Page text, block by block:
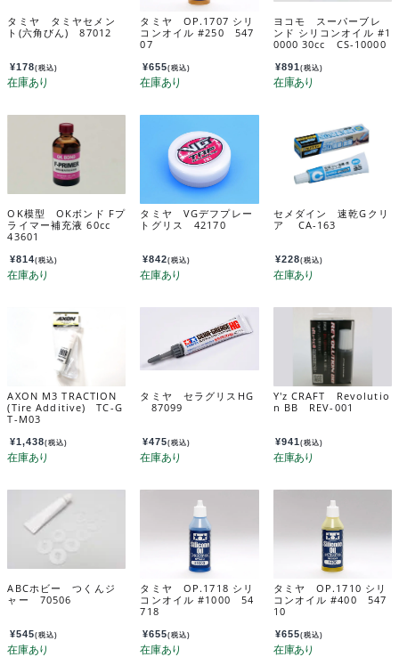
タミヤ タミヤセメン
ト(六角びん) 87012
¥178(税込)
タミヤ OP.1707 シリ
コンオイル #250 547
07
¥655(税込)
ヨコモ スーパーブレ
ンド シリコンオイル #1
0000 30cc CS-10000
¥891(税込)
OK模型 OKボンド Fプ
ライマー補充液 60cc
43601
¥814(税込)
タミヤ VGデフプレー
トグリス 42170
¥842(税込)
セメダイン 速乾Gクリ
ア CA-163
¥228(税込)
AXON M3 TRACTION
(Tire Additive) TC-G
T-M03
¥1,438(税込)
タミヤ セラグリスHG
87099
¥475(税込)
Y'z CRAFT Revolutio
n BB REV-001
¥941(税込)
ABCホビー つくんジ
ャー 70506
¥545(税込)
タミヤ OP.1718 シリ
コンオイル #1000 54
718
¥655(税込)
タミヤ OP.1710 シリ
コンオイル #400 547
10
¥655(税込)